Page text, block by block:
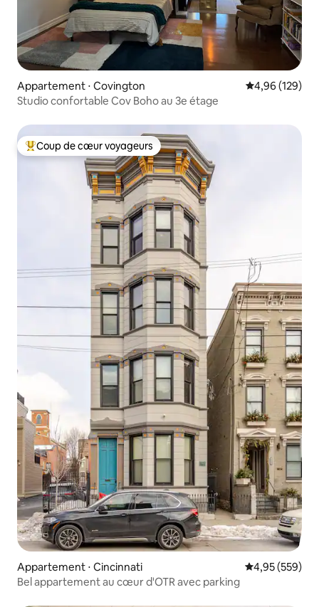
Appartement ⋅ Covington Évaluation
4,96 (129)
Studio confortable Cov Boho au 3e étage
Coups de cœur voyageurs les plus appréciés
Coup de cœur voyageurs
Appartement ⋅ Cincinnati Évaluation
4,95 (559)
Bel appartement au cœur d'OTR avec parking